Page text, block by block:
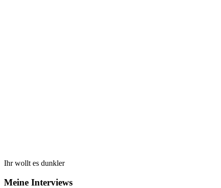
Ihr wollt es dunkler
Meine Interviews